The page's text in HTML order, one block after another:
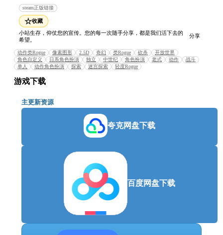
.
可重复玩性是关键
死亡将是你最好的老师！开始新的角色以发现新的可
能性、物品和技能。但并非一切都失去了！每个角色
之间的进度将以探索、物品和金币的形式保存！
steam正版链接
☆收藏
小站生存，仰仗您的宣传。您的每一次随手分享，都是我们活下去的
希望。
分享
动作类Rogue 像素图形 2.5D 奇幻 类Rogue 砍杀
开放世界
角色自定义
日系角色扮演 独立 中世纪 角色扮演 老式 动作
战斗
单人
动作角色扮演 探索 迷宫探索 轻度Rogue
游戏下载
主更新资源
夸克网盘下载
百度网盘下载